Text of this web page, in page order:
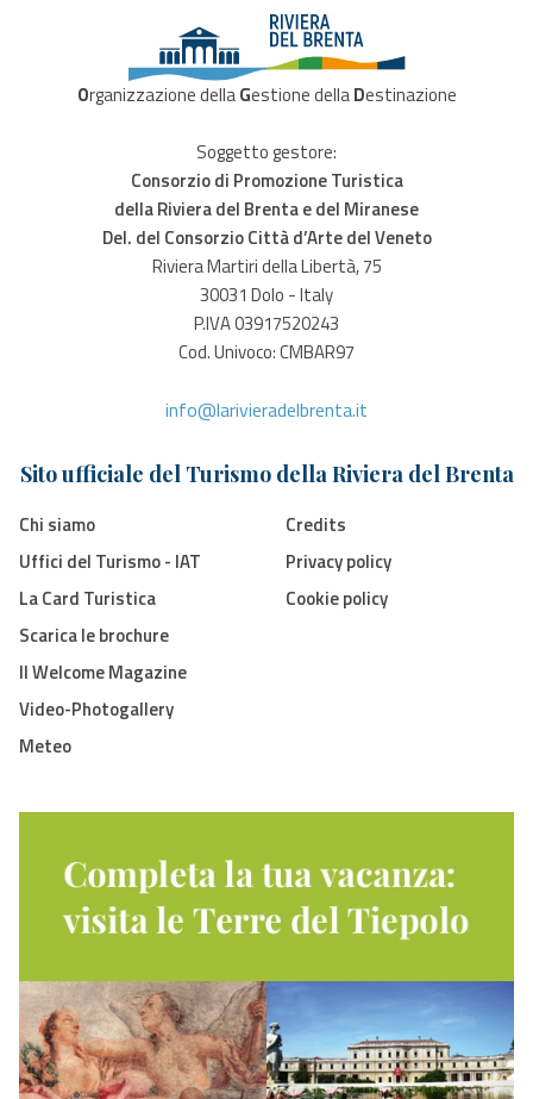
Organizzazione dellaGestione dellaDestinazione
Soggetto gestore:
Consorzio di Promozione Turistica
della Riviera del Brenta e del Miranese
Del. del Consorzio Città d’Arte del Veneto
Riviera Martiri della Libertà, 75
30031 Dolo - Italy
P.IVA 03917520243
Cod. Univoco: CMBAR97
info@larivieradelbrenta.it
Sito ufficiale del Turismo della Riviera del Brenta
Chi siamo
Uffici del Turismo - IAT
La Card Turistica
Scarica le brochure
Il Welcome Magazine
Video-Photogallery
Meteo
Credits
Privacy policy
Cookie policy